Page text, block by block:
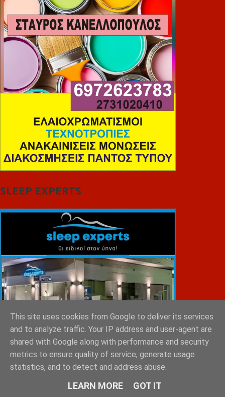
SLEEP EXPERTS
This site uses cookies from Google to deliver its services
and to analyze traffic. Your IP address and user-agent are
shared with Google along with performance and security
metrics to ensure quality of service, generate usage
statistics, and to detect and address abuse.
LEARN MORE GOT IT